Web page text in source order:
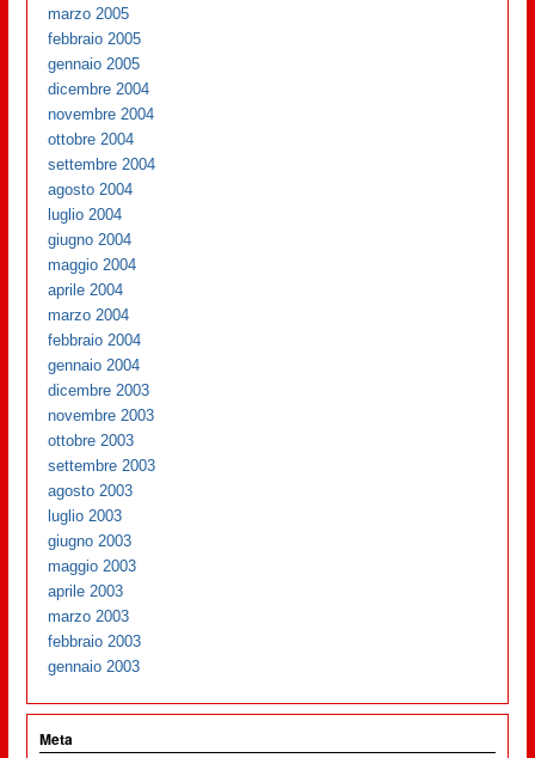
marzo 2005
febbraio 2005
gennaio 2005
dicembre 2004
novembre 2004
ottobre 2004
settembre 2004
agosto 2004
luglio 2004
giugno 2004
maggio 2004
aprile 2004
marzo 2004
febbraio 2004
gennaio 2004
dicembre 2003
novembre 2003
ottobre 2003
settembre 2003
agosto 2003
luglio 2003
giugno 2003
maggio 2003
aprile 2003
marzo 2003
febbraio 2003
gennaio 2003
Meta